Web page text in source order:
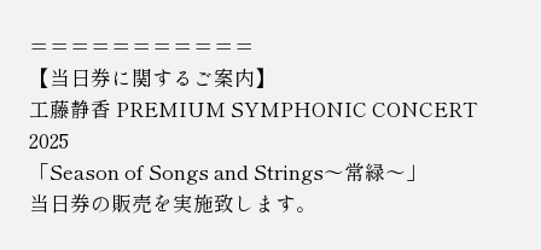
＝＝＝＝＝＝＝＝＝＝＝
【当日券に関するご案内】
工藤静香 PREMIUM SYMPHONIC CONCERT
2025
「Season of Songs and Strings〜常緑〜」
当日券の販売を実施致します。